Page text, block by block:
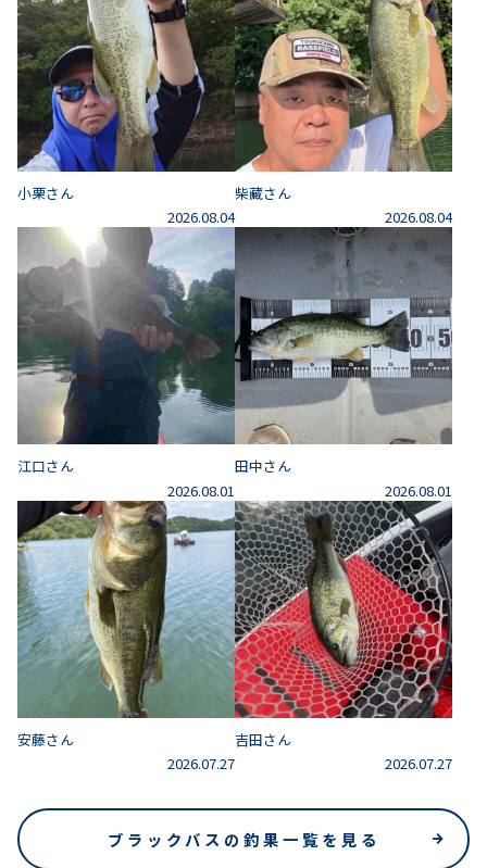
小栗さん
2026.08.04
柴藏さん
2026.08.04
江口さん
2026.08.01
田中さん
2026.08.01
安藤さん
2026.07.27
吉田さん
2026.07.27
ブラックバスの釣果一覧を見る